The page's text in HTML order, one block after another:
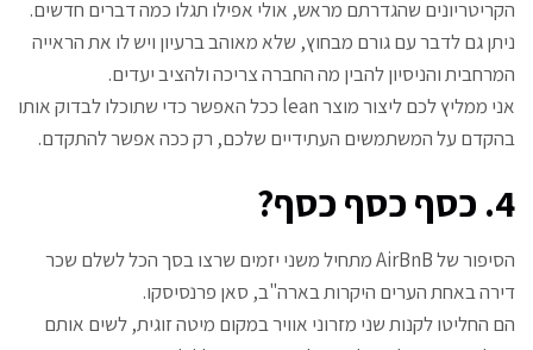
הקריטריונים שהגדרתם מראש, אולי אפילו תגלו כמה דברים חדשים.
ניתן גם לדבר עם גורם מבחוץ, שלא מאוהב ברעיון ויש לו את הראייה
המרחבית והניסיון להבין מה החברה צריכה ולהציב יעדים.
אני ממליץ לכם ליצור מוצר lean ככל האפשר כדי שתוכלו לבדוק אותו
בהקדם על המשתמשים העתידיים שלכם, רק ככה אפשר להתקדם.
4. כסף כסף כסף?
הסיפור של AirBnB מתחיל משני יזמים שרצו בסך הכל לשלם שכר
דירה באחת הערים היקרות בארה"ב, סאן פרנסיסקו.
הם החליטו לקנות שני מזרוני אוויר במקום מיטה זוגית, לשים אותם